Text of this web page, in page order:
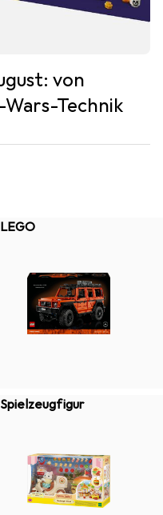
von
Technik
LEGO
Spielzeugfigur